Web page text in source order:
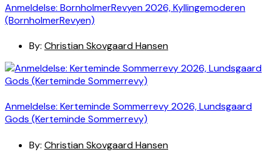
Anmeldelse: BornholmerRevyen 2026, Kyllingemoderen
(BornholmerRevyen)
By: Christian Skovgaard Hansen
Anmeldelse: Kerteminde Sommerrevy 2026, Lundsgaard
Gods (Kerteminde Sommerrevy)
By: Christian Skovgaard Hansen